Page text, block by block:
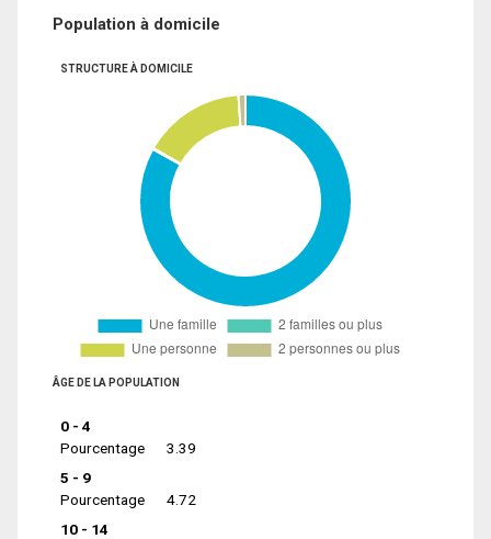
Population à domicile
STRUCTURE À DOMICILE
ÂGE DE LA POPULATION
0 - 4
Pourcentage
3.39
5 - 9
Pourcentage
4.72
10 - 14